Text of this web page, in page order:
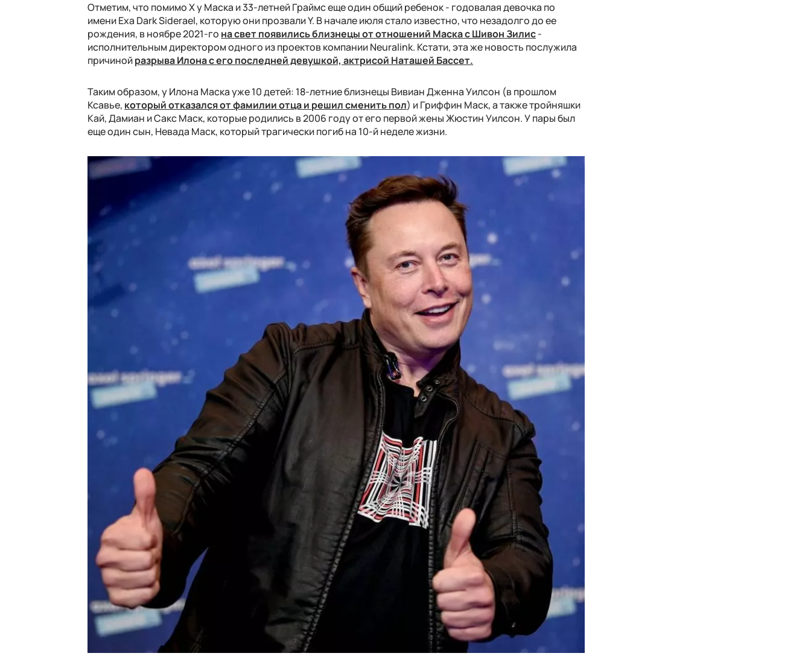
Отметим, что помимо X у Маска и 33-летней Граймс еще один общий ребенок - годовалая девочка по
имени Exa Dark Siderael, которую они прозвали Y. В начале июля стало известно, что незадолго до ее
рождения, в ноябре 2021-го на свет появились близнецы от отношений Маска с Шивон Зилис-
исполнительным директором одного из проектов компании Neuralink. Кстати, эта же новость послужила
причинойразрыва Илона с его последней девушкой, актрисой Наташей Бассет.
Таким образом, у Илона Маска уже 10 детей: 18-летние близнецы Вивиан Дженна Уилсон (в прошлом
Ксавье, который отказался от фамилии отца и решил сменить пол) и Гриффин Маск, а также тройняшки
Кай, Дамиан и Сакс Маск, которые родились в 2006 году от его первой жены Жюстин Уилсон. У пары был
еще один сын, Невада Маск, который трагически погиб на 10-й неделе жизни.